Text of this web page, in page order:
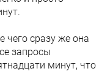
чего сразу же она
запросы
минут, что